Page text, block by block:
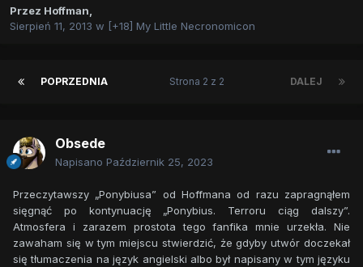
Przez Hoffman,
Sierpień 11, 2013 w [+18] My Little Necronomicon
POPRZEDNIA DALEJ
Strona 2 z 2
Obsede
Napisano Październik 25, 2023
Przeczytawszy „Ponybiusa” od Hoffmana od razu zapragnąłem
sięgnąć po kontynuację „Ponybius. Terroru ciąg dalszy”.
Atmosfera i zarazem prostota tego fanfika mnie urzekła. Nie
zawaham się w tym miejscu stwierdzić, że gdyby utwór doczekał
się tłumaczenia na język angielski albo był napisany w tym języku